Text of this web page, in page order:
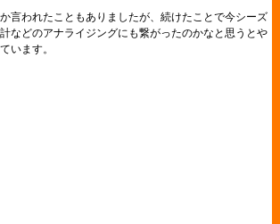
言われたこともありましたが、続けたことで今シーズ
などのアナライジングにも繋がったのかなと思うとや
います。